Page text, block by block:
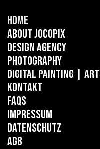
Home
About Jocopix
Design Agency
Photography
Digital Painting | ART
Kontakt
FAQs
Impressum
Datenschutz
AGB